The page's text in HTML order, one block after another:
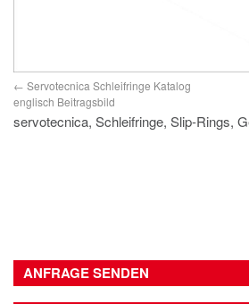
Servotecnica Schleifringe Katalog
englisch Beitragsbild
servotecnica, Schleifringe, Slip-Rings,
ANFRAGE SENDEN